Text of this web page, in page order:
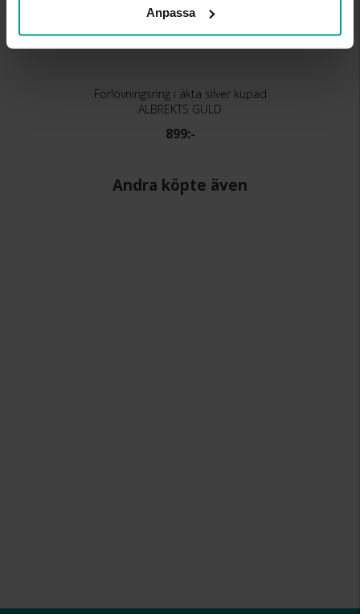
Anpassa
Förlovningsring i äkta silver kupad
ALBREKTS GULD
899:-
Andra köpte även